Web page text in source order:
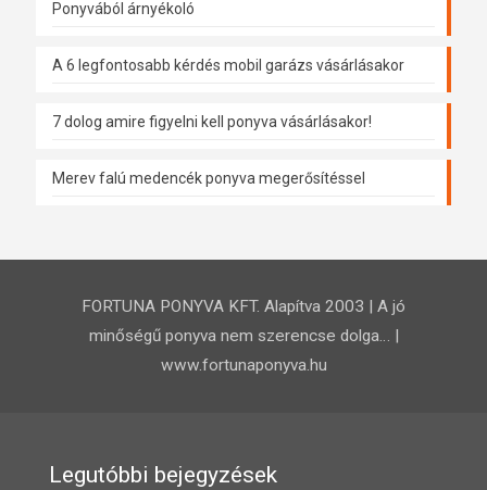
Ponyvából árnyékoló
A 6 legfontosabb kérdés mobil garázs vásárlásakor
7 dolog amire figyelni kell ponyva vásárlásakor!
Merev falú medencék ponyva megerősítéssel
FORTUNA PONYVA KFT. Alapítva 2003 | A jó
minőségű ponyva nem szerencse dolga… |
www.fortunaponyva.hu
Legutóbbi bejegyzések